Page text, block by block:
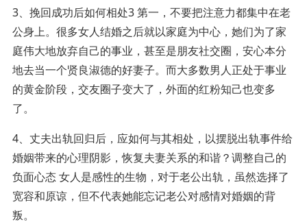
3、挽回成功后如何相处3 第一，不要把注意力都集中在老
公身上。很多女人结婚之后就以家庭为中心，她们为了家
庭伟大地放弃自己的事业，甚至是朋友社交圈，安心本分
地去当一个贤良淑德的好妻子。而大多数男人正处于事业
的黄金阶段，交友圈子变大了，外面的红粉知己也变多
了。
4、丈夫出轨回归后，应如何与其相处，以摆脱出轨事件给
婚姻带来的心理阴影，恢复夫妻关系的和谐？调整自己的
负面心态 女人是感性的生物，对于老公出轨，虽然选择了
宽容和原谅，但不代表她能忘记老公对感情对婚姻的背
叛。